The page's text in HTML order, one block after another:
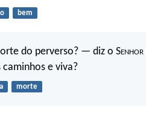
bem
do perverso? — diz o Senhor
e viva?
morte